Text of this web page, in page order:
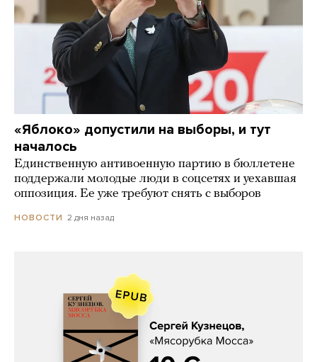
«Яблоко» допустили на выборы, и тут
началось
Единственную антивоенную партию в бюллетене
поддержали молодые люди в соцсетях и уехавшая
оппозиция. Ее уже требуют снять с выборов
НОВОСТИ 2 дня назад